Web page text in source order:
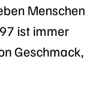
Menschen
ist immer
Geschmack,